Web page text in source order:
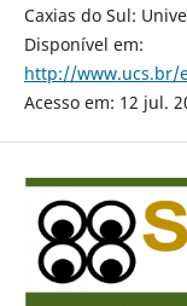
Caxias do Sul:
Disponível em:
http://www.ucs.br/
Acesso em: 12 jul.